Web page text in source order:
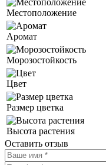
Местоположение
Аромат
Морозостойкость
Цвет
Размер цветка
Высота растения
Оставить отзыв